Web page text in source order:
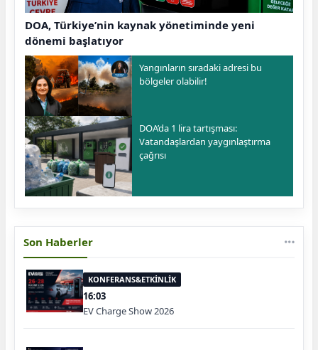
DOA, Türkiye’nin kaynak yönetiminde yeni
dönemi başlatıyor
Yangınların sıradaki adresi bu
bölgeler olabilir!
DOA’da 1 lira tartışması:
Vatandaşlardan yaygınlaştırma
çağrısı
Son Haberler
KONFERANS&ETKİNLİK
16:03
EV Charge Show 2026